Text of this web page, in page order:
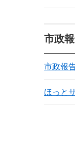
市政
市政報
ほっと